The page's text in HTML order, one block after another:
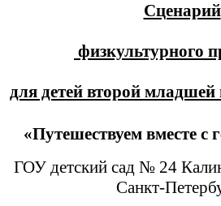
Сценарий
физкультурного
для детей второй
«Путешествуем вместе с
ГОУ детский сад № 24
Санкт-